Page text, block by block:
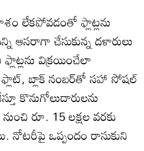
లేకపోవడంతో ఫ్లాట్లను
ఆసరాగా చేసుకున్న దళారులు
విక్రయించేలా
ఫ్లాట్‌, బ్లాక్‌ నంబర్‌తో సహా సోషల్‌
కొనుగోలుదారులను
నుంచి రూ. 15 లక్షల వరకు
నోటరీపై ఒప్పందం రాసుకుని